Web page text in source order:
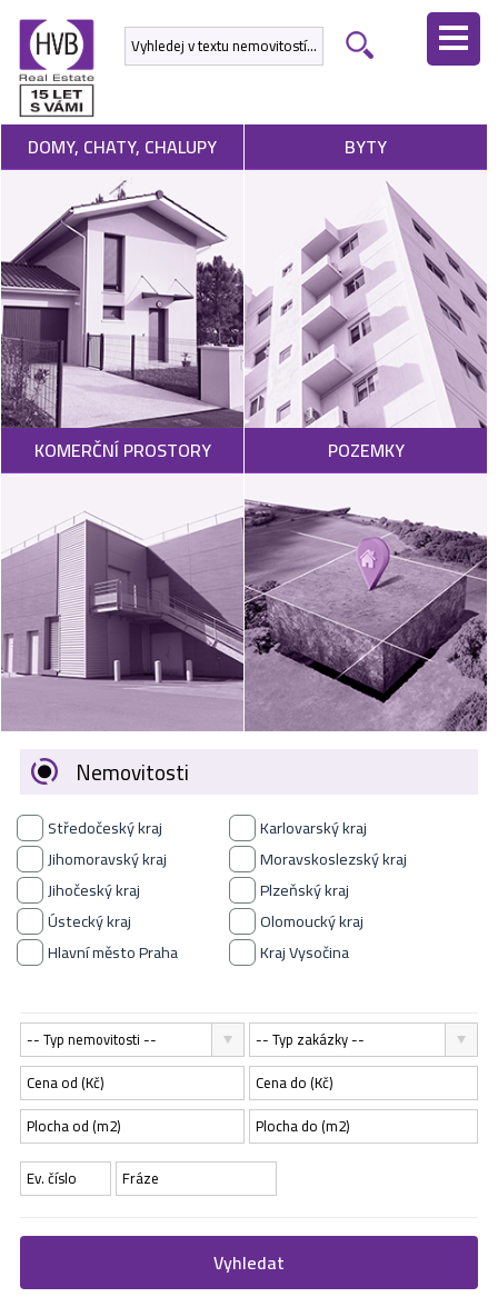
DOMY, CHATY, CHALUPY BYTY
KOMERČNÍ PROSTORY POZEMKY
ÚVODNÍ
STRÁNKA
NEMOVITOSTI
DEVELOPERSKÉ
PROJEKTY
SLUŽBY
NABÍDNOUT
NEMOVITOST
POPTAT
NEMOVITOST
VÝKUP
NEMOVITOSTÍ
SPONZORUJEME
NÁŠ ČASOPIS
KONTAKT
O NÁS
Nemovitosti
Středočeský kraj
Karlovarský kraj
Jihomoravský kraj
Moravskoslezský kraj
Jihočeský kraj
Plzeňský kraj
Ústecký kraj
Olomoucký kraj
Hlavní město Praha
Kraj Vysočina
-- Typ nemovitosti -- -- Typ zakázky --
Vyhledat